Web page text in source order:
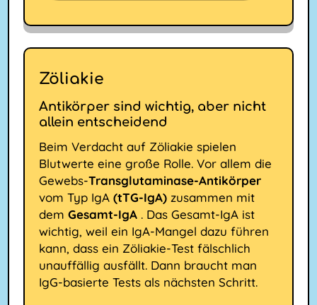
Zöliakie
Antikörper sind wichtig, aber nicht
allein entscheidend
Beim Verdacht auf Zöliakie spielen
Blutwerte eine große Rolle. Vor allem die
Gewebs-Transglutaminase-Antikörper
vom Typ IgA(tTG-IgA) zusammen mit
demGesamt-IgA . Das Gesamt-IgA ist
wichtig, weil ein IgA-Mangel dazu führen
kann, dass ein Zöliakie-Test fälschlich
unauffällig ausfällt. Dann braucht man
IgG-basierte Tests als nächsten Schritt.